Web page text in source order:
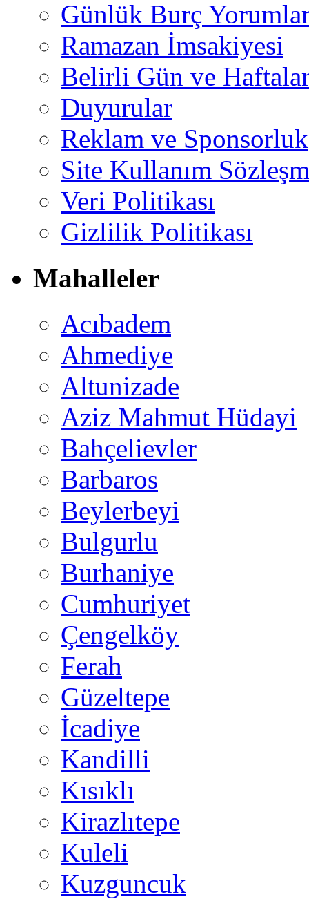
Günlük Burç
Ramazan İmsakiyesi
Belirli Gün ve
Duyurular
Reklam ve Sponsorluk
Site Kullanım
Veri Politikası
Gizlilik Politikası
Mahalleler
Acıbadem
Ahmediye
Altunizade
Aziz Mahmut Hüdayi
Bahçelievler
Barbaros
Beylerbeyi
Bulgurlu
Burhaniye
Cumhuriyet
Çengelköy
Ferah
Güzeltepe
İcadiye
Kandilli
Kısıklı
Kirazlıtepe
Kuleli
Kuzguncuk